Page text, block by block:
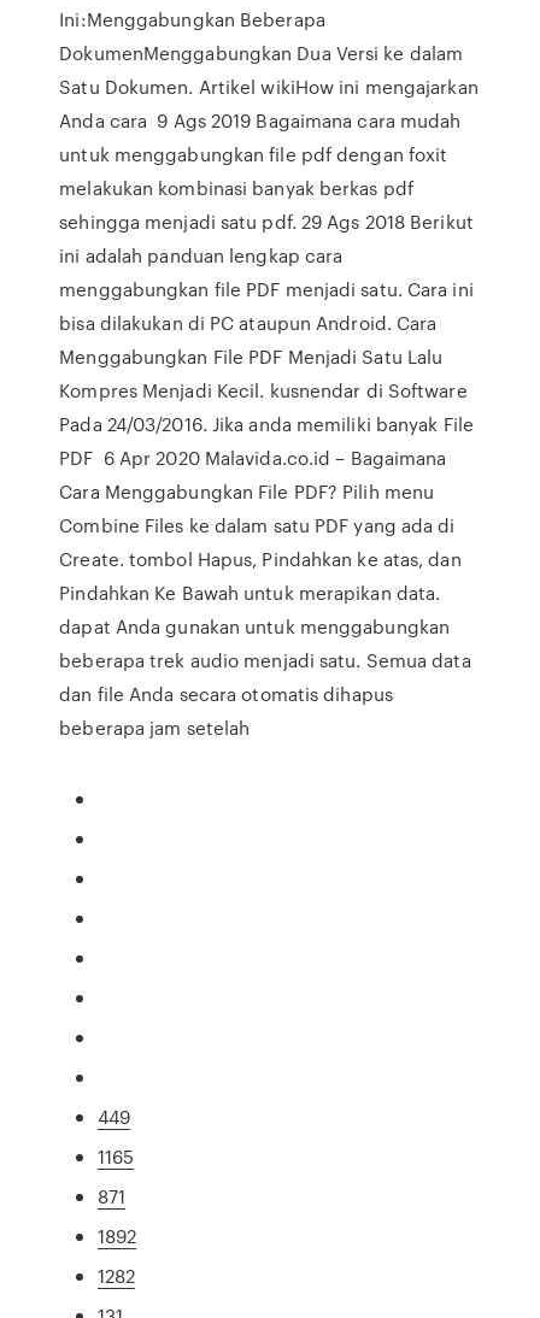
Ini:Menggabungkan Beberapa
DokumenMenggabungkan Dua Versi ke dalam
Satu Dokumen. Artikel wikiHow ini mengajarkan
Anda cara 9 Ags 2019 Bagaimana cara mudah
untuk menggabungkan file pdf dengan foxit
melakukan kombinasi banyak berkas pdf
sehingga menjadi satu pdf. 29 Ags 2018 Berikut
ini adalah panduan lengkap cara
menggabungkan file PDF menjadi satu. Cara ini
bisa dilakukan di PC ataupun Android. Cara
Menggabungkan File PDF Menjadi Satu Lalu
Kompres Menjadi Kecil. kusnendar di Software
Pada 24/03/2016. Jika anda memiliki banyak File
PDF 6 Apr 2020 Malavida.co.id – Bagaimana
Cara Menggabungkan File PDF? Pilih menu
Combine Files ke dalam satu PDF yang ada di
Create. tombol Hapus, Pindahkan ke atas, dan
Pindahkan Ke Bawah untuk merapikan data.
dapat Anda gunakan untuk menggabungkan
beberapa trek audio menjadi satu. Semua data
dan file Anda secara otomatis dihapus
beberapa jam setelah
449
1165
871
1892
1282